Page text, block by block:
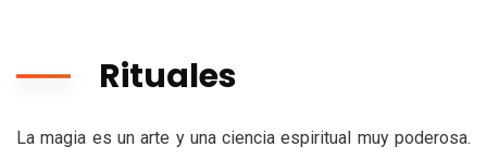
Rituales
La magia es un arte y una ciencia espiritual muy poderosa.